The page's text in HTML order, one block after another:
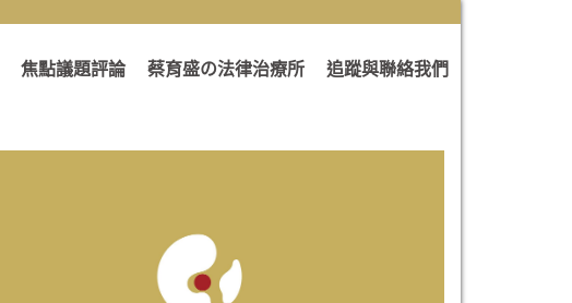
焦點議題評論 蔡育盛の法律治療所 追蹤與聯絡我們